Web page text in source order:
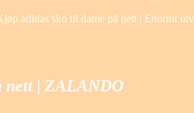
adidas sko til dame på nett | Enormt
nett | ZALANDO